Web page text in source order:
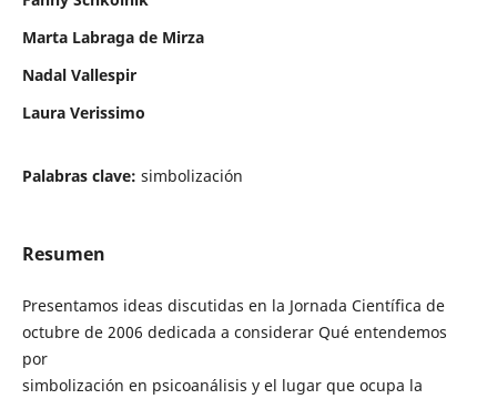
Marta Labraga de Mirza
Nadal Vallespir
Laura Verissimo
Palabras clave: simbolización
Resumen
Presentamos ideas discutidas en la Jornada Científica de
octubre de 2006 dedicada a considerar Qué entendemos
por
simbolización en psicoanálisis y el lugar que ocupa la